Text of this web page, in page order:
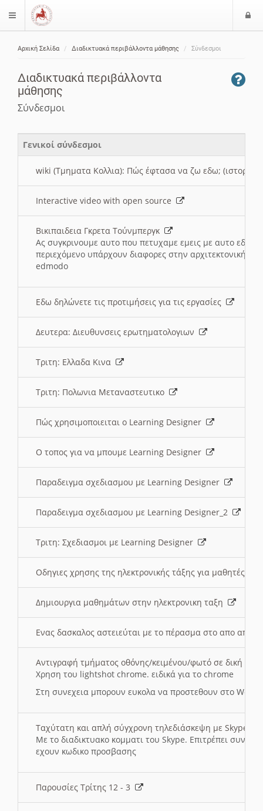
$langMenu
Αρχική Σελίδα Διαδικτυακά περιβάλλοντα μάθησης Σύνδεσμοι
Διαδικτυακά περιβάλλοντα
μάθησης
Σύνδεσμοι
Γενικοί σύνδεσμοι
wiki (Τμηματα Κολλια): Πώς έφτασα να ζω εδω; (ιστορια)
Interactive video with open source
Βικιπαιδεια Γκρετα Τούνμπεργκ
Ας συγκρινουμε αυτο που πετυχαμε εμεις με αυτο εδω
περιεχόμενο υπάρχουν διαφορες στην αρχιτεκτονική
edmodo
Εδω δηλώνετε τις προτιμήσεις για τις εργασίες
Δευτερα: Διευθυνσεις ερωτηματολογιων
Τριτη: Ελλαδα Κινα
Τριτη: Πολωνια Μεταναστευτικο
Πώς χρησιμοποιειται ο Learning Designer
O τοπος για να μπουμε Learning Designer
Παραδειγμα σχεδιασμου με Learning Designer
Παραδειγμα σχεδιασμου με Learning Designer_2
Τριτη: Σχεδιασμοι με Learning Designer
Οδηγιες χρησης της ηλεκτρονικής τάξης για μαθητές
Δημιουργια μαθημάτων στην ηλεκτρονικη ταξη
Ενας δασκαλος αστειεύται με το πέρασμα στο απο
Αντιγραφή τμήματος οθόνης/κειμένου/φωτό σε δική
Χρηση του lightshot chrome. ειδικά για το chrome
Στη συνεχεια μπορουν ευκολα να προστεθουν στο Word
Ταχύτατη και απλή σύγχρονη τηλεδιάσκεψη με Skype
Με το διαδικτυακο κομματι του Skype. Επιτρέπει
εχουν κωδικο προσβασης
Παρουσίες Τρίτης 12 - 3